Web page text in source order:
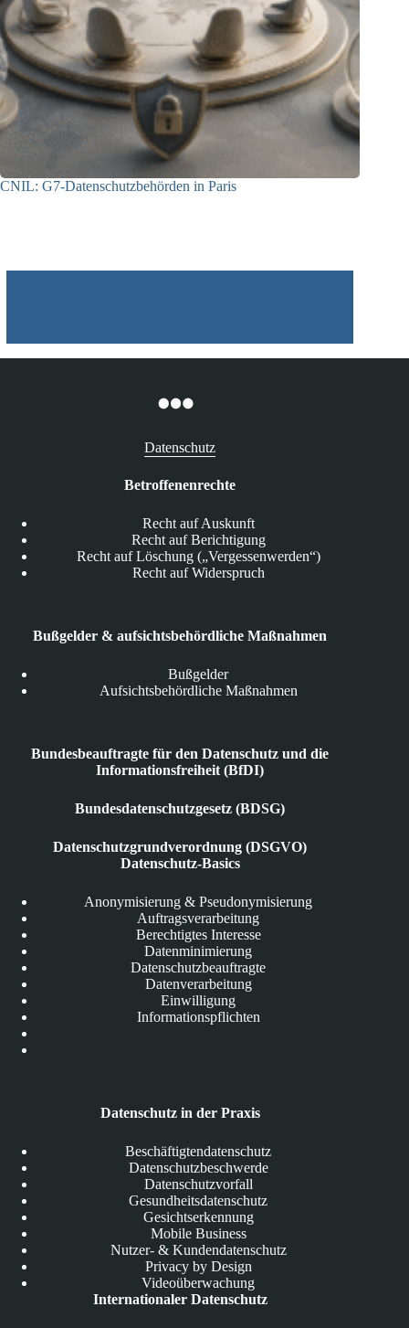
CNIL: G7-Datenschutzbehörden in Paris
Datenschutz
Betroffenenrechte
Recht auf Auskunft
Recht auf Berichtigung
Recht auf Löschung („Vergessenwerden“)
Recht auf Widerspruch
Bußgelder & aufsichtsbehördliche Maßnahmen
Bußgelder
Aufsichtsbehördliche Maßnahmen
Bundesbeauftragte für den Datenschutz und die
Informationsfreiheit (BfDI)
Bundesdatenschutzgesetz (BDSG)
Datenschutzgrundverordnung (DSGVO)
Datenschutz-Basics
Anonymisierung & Pseudonymisierung
Auftragsverarbeitung
Berechtigtes Interesse
Datenminimierung
Datenschutzbeauftragte
Datenverarbeitung
Einwilligung
Informationspflichten
Datenschutz in der Praxis
Beschäftigtendatenschutz
Datenschutzbeschwerde
Datenschutzvorfall
Gesundheitsdatenschutz
Gesichtserkennung
Mobile Business
Nutzer- & Kundendatenschutz
Privacy by Design
Videoüberwachung
Internationaler Datenschutz